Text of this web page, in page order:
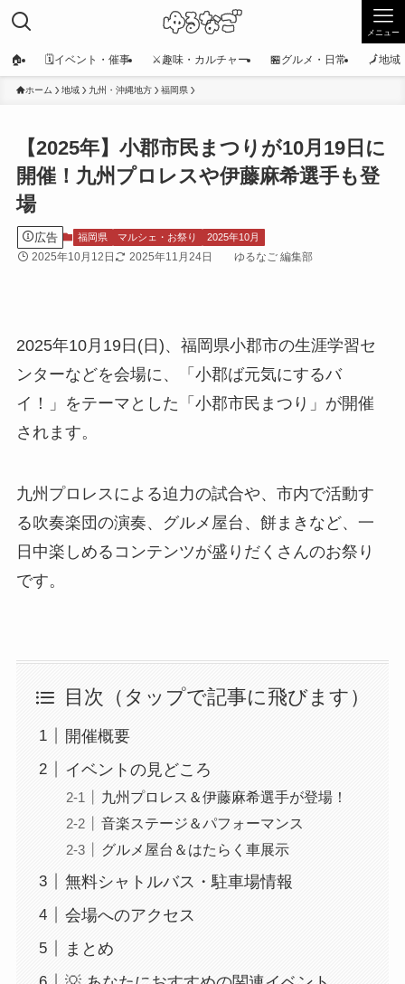
メニュー
🏠 🗓️イベント・催事 ⚔️趣味・カルチャー 🏪グルメ・日常 🗾地域
ホーム 地域 九州・沖縄地方 福岡県
【2025年】小郡市民まつりが10月19日に
開催！九州プロレスや伊藤麻希選手も登
場
広告 福岡県 マルシェ・お祭り 2025年10月
2025年10月12日 2025年11月24日 ゆるなご 編集部
2025年10月19日(日)、福岡県小郡市の生涯学習セ
ンターなどを会場に、「小郡ば元気にするバ
イ！」をテーマとした「小郡市民まつり」が開催
されます。
九州プロレスによる迫力の試合や、市内で活動す
る吹奏楽団の演奏、グルメ屋台、餅まきなど、一
日中楽しめるコンテンツが盛りだくさんのお祭り
です。
目次（タップで記事に飛びます）
開催概要
イベントの見どころ
九州プロレス＆伊藤麻希選手が登場！
音楽ステージ＆パフォーマンス
グルメ屋台＆はたらく車展示
無料シャトルバス・駐車場情報
会場へのアクセス
まとめ